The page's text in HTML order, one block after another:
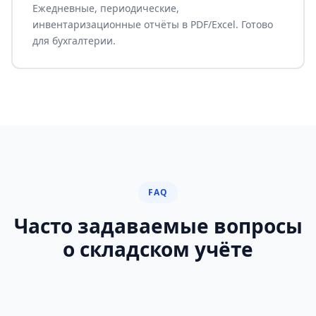
Ежедневные, периодические,
инвентаризационные отчёты в PDF/Excel. Готово
для бухгалтерии.
FAQ
Часто задаваемые вопросы
о складском учёте